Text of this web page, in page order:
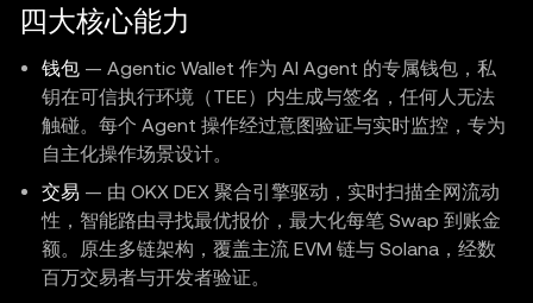
四大核心能力
钱包 — Agentic Wallet 作为 AI Agent 的专属钱包，私
钥在可信执行环境（TEE）内生成与签名，任何人无法
触碰。每个 Agent 操作经过意图验证与实时监控，专为
自主化操作场景设计。
交易 — 由 OKX DEX 聚合引擎驱动，实时扫描全网流动
性，智能路由寻找最优报价，最大化每笔 Swap 到账金
额。原生多链架构，覆盖主流 EVM 链与 Solana，经数
百万交易者与开发者验证。